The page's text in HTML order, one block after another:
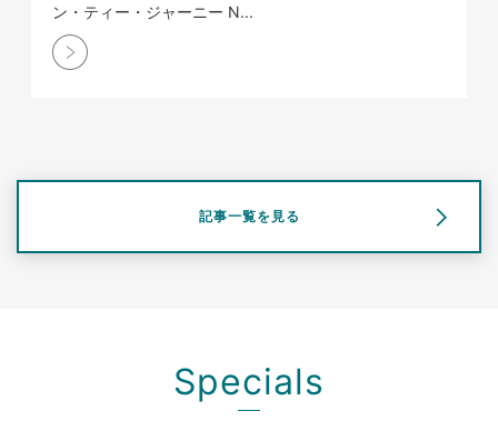
ン・ティー・ジャーニー N...
記事一覧を見る
Specials